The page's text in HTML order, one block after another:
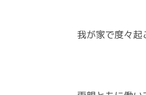
我が家で度々